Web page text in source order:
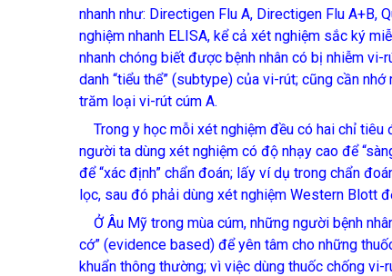
nhanh như: Directigen Flu A, Directigen Flu A+B,
nghiệm nhanh ELISA, kể cả xét nghiệm sắc ký
nhanh chóng biết được bệnh nhân có bị nhiễm
danh “tiểu thể” (subtype) của vi-rút; cũng cần
trăm loại vi-rút cúm A.
Trong y học mỗi xét nghiệm đều có hai chỉ tiêu
người ta dùng xét nghiệm có độ nhạy cao để
để “xác định” chẩn đoán; lấy ví dụ trong chẩn
lọc, sau đó phải dùng xét nghiệm Western Blott
Ở Âu Mỹ trong mùa cúm, những người bệnh
cớ” (evidence based) để yên tâm cho những
khuẩn thông thường; vì việc dùng thuốc chống